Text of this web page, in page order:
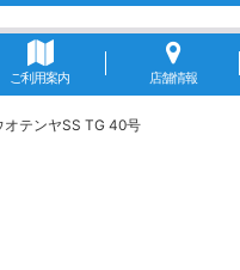
ご利用案内 店舗情報
オテンヤSS TG 40号